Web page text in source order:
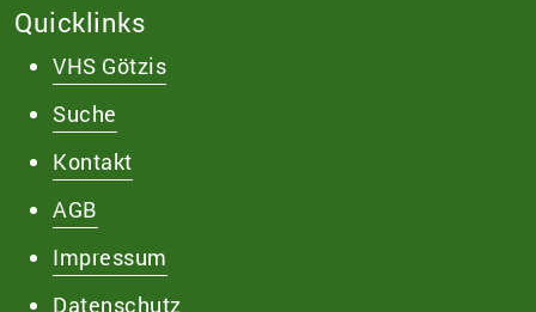
Quicklinks
VHS Götzis
Suche
Kontakt
AGB
Impressum
Datenschutz